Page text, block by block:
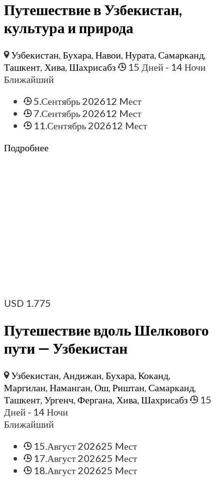
Путешествие в Узбекистан,
культура и природа
Узбекистан,Бухара,Навои,Нурата,Самарканд,
Ташкент, Хива, Шахрисабз 15 Дней - 14 Ночи
Ближайший
5.Сентябрь 202612 Mест
7.Сентябрь 202612 Mест
11.Сентябрь 202612 Mест
Подробнее
USD 1.775
Путешествие вдоль Шелкового
пути — Узбекистан
Узбекистан Андижан ,Бухара ,Коканд
Маргилан Наманган Ош Риштан Самарканд
Ташкент Ургенч Фергана Хива Шахрисабз
15
Дней - 14 Ночи
Ближайший
15.Август 202625 Mест
17.Август 202625 Mест
18.Август 202625 Mест